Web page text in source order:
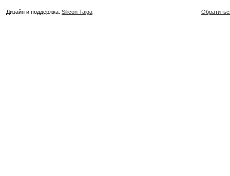
Дизайн и поддержка: Silicon Taiga